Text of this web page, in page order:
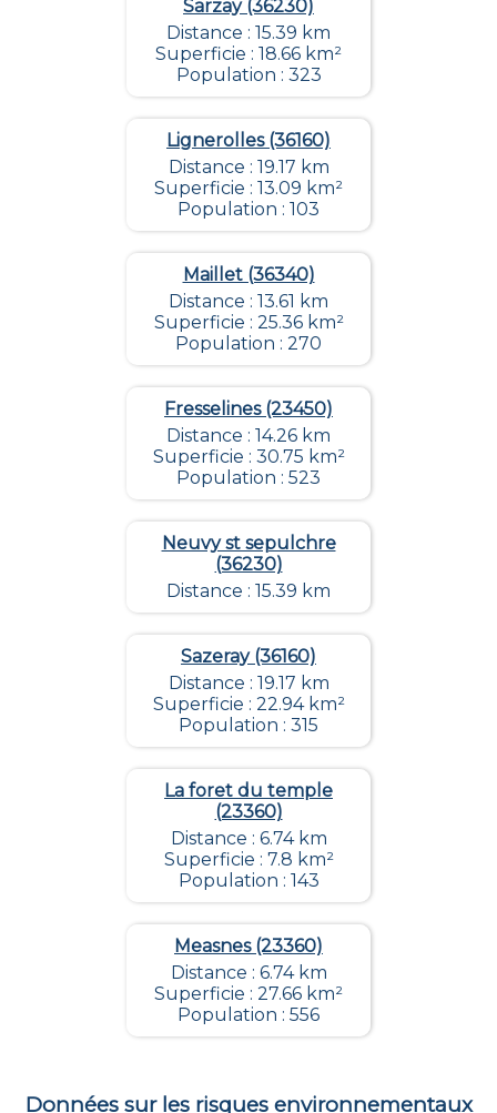
Sarzay (36230)
Distance : 15.39 km
Superficie : 18.66 km²
Population : 323
Lignerolles (36160)
Distance : 19.17 km
Superficie : 13.09 km²
Population : 103
Maillet (36340)
Distance : 13.61 km
Superficie : 25.36 km²
Population : 270
Fresselines (23450)
Distance : 14.26 km
Superficie : 30.75 km²
Population : 523
Neuvy st sepulchre
(36230)
Distance : 15.39 km
Sazeray (36160)
Distance : 19.17 km
Superficie : 22.94 km²
Population : 315
La foret du temple
(23360)
Distance : 6.74 km
Superficie : 7.8 km²
Population : 143
Measnes (23360)
Distance : 6.74 km
Superficie : 27.66 km²
Population : 556
Données sur les risques environnementaux